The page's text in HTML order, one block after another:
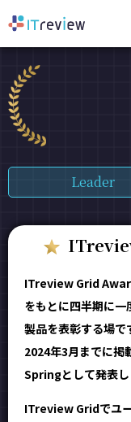
Leader
ITreview Grid
をもとに四半期に
製品を表彰する場で
2024年3月までに掲
Springとして発表し
ITreview Gridでユ